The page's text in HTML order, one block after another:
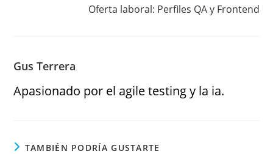
Oferta laboral: Perfiles QA y Frontend
Gus Terrera
Apasionado por el agile testing y la ia.
TAMBIÉN PODRÍA GUSTARTE